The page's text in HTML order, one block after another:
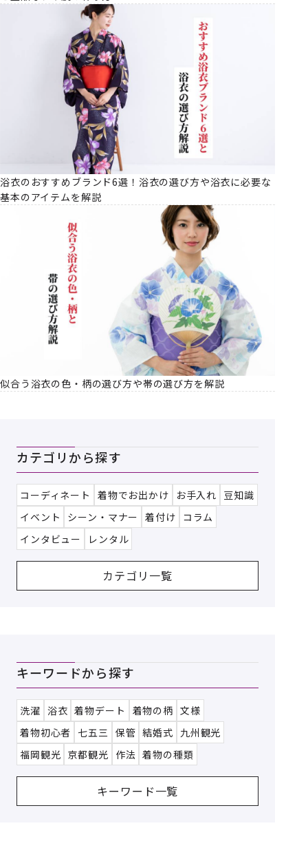
浴衣のおすすめブランド6選！浴衣の選び方や浴衣に必要な
基本のアイテムを解説
似合う浴衣の色・柄の選び方や帯の選び方を解説
カテゴリから探す
コーディネート 着物でお出かけ お手入れ 豆知識
イベント
シーン・マナー 着付け コラム
インタビュー
レンタル
カテゴリ一覧
キーワードから探す
洗濯 浴衣 着物デート 着物の柄 文様
着物初心者 七五三 保管 結婚式 九州観光
福岡観光 京都観光 作法 着物の種類
キーワード一覧